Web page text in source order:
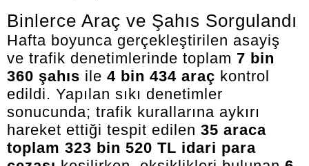
Binlerce Araç ve Şahıs Sorgulandı
Hafta boyunca gerçekleştirilen asayiş
ve trafik denetimlerinde toplam 7 bin
360 şahıs ile 4 bin 434 araç kontrol
edildi. Yapılan sıkı denetimler
sonucunda; trafik kurallarına aykırı
hareket ettiği tespit edilen 35 araca
toplam 323 bin 520 TL idari para